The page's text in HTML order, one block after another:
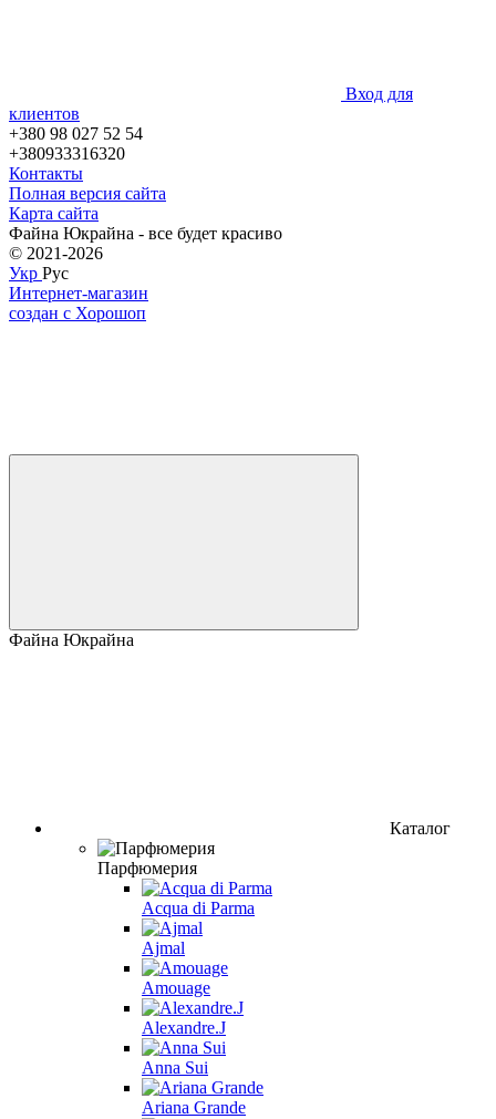
Вход для
клиентов
+380 98 027 52 54
+380933316320
Контакты
Полная версия сайта
Карта сайта
Файна Юкрайна - все будет красиво
© 2021-2026
Укр Рус
Интернет-магазин
создан с Хорошоп
Файна Юкрайна
Каталог
Парфюмерия
Acqua di Parma
Ajmal
Amouage
Alexandre.J
Anna Sui
Ariana Grande